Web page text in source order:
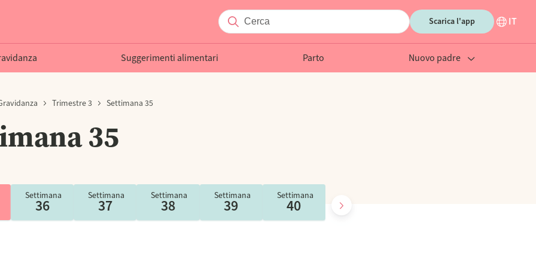
Scarica l'app IT
Suggerimenti alimentari Parto Nuovo padre
Trimestre 3 Settimana 35
35
Settimana
36
Settimana
37
Settimana
38
Settimana
39
Settimana
40